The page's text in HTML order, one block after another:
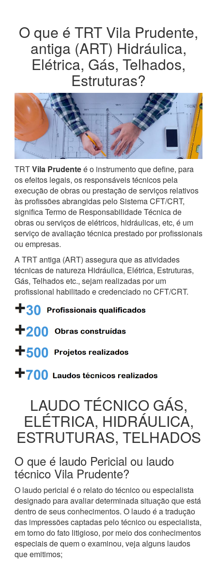
O que é TRT Vila Prudente,
antiga (ART) Hidráulica,
Elétrica, Gás, Telhados,
Estruturas?
TRTVila Prudenteé o instrumento que define, para
os efeitos legais, os responsáveis técnicos pela
execução de obras ou prestação de serviços relativos
às profissões abrangidas pelo Sistema CFT/CRT,
significa Termo de Responsabilidade Técnica de
obras ou serviços de elétricos, hidráulicas, etc, é um
serviço de avaliação técnica prestado por profissionais
ou empresas.
A TRT antiga (ART) assegura que as atividades
técnicas de natureza Hidráulica, Elétrica, Estruturas,
Gás, Telhados etc., sejam realizadas por um
profissional habilitado e credenciado no CFT/CRT.
LAUDO TÉCNICO GÁS,
ELÉTRICA, HIDRÁULICA,
ESTRUTURAS, TELHADOS
O que é laudo Pericial ou laudo
técnico Vila Prudente?
O laudo pericial é o relato do técnico ou especialista
designado para avaliar determinada situação que está
dentro de seus conhecimentos. O laudo é a tradução
das impressões captadas pelo técnico ou especialista,
em torno do fato litigioso, por meio dos conhecimentos
especiais de quem o examinou, veja alguns laudos
que emitimos;